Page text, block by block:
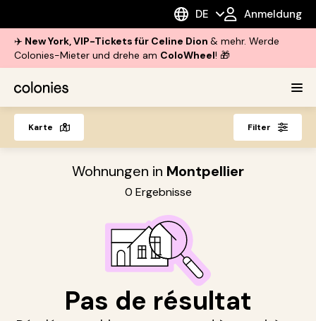
DE Anmeldung
✈️ New York, VIP-Tickets für Celine Dion & mehr. Werde
Colonies-Mieter und drehe am ColoWheel! 🎁
Karte Filter
Wohnungen in Montpellier
0 Ergebnisse
Pas de résultat